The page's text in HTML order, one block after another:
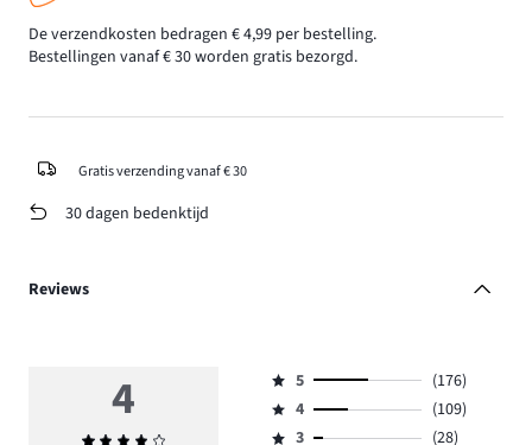
De verzendkosten bedragen € 4,99 per bestelling.
Bestellingen vanaf € 30 worden gratis bezorgd.
Gratis verzending vanaf € 30
30 dagen bedenktijd
Reviews
4
Beoordeling
5,
aantal
5
(176)
Beoordeling
4
(109)
3 (28)